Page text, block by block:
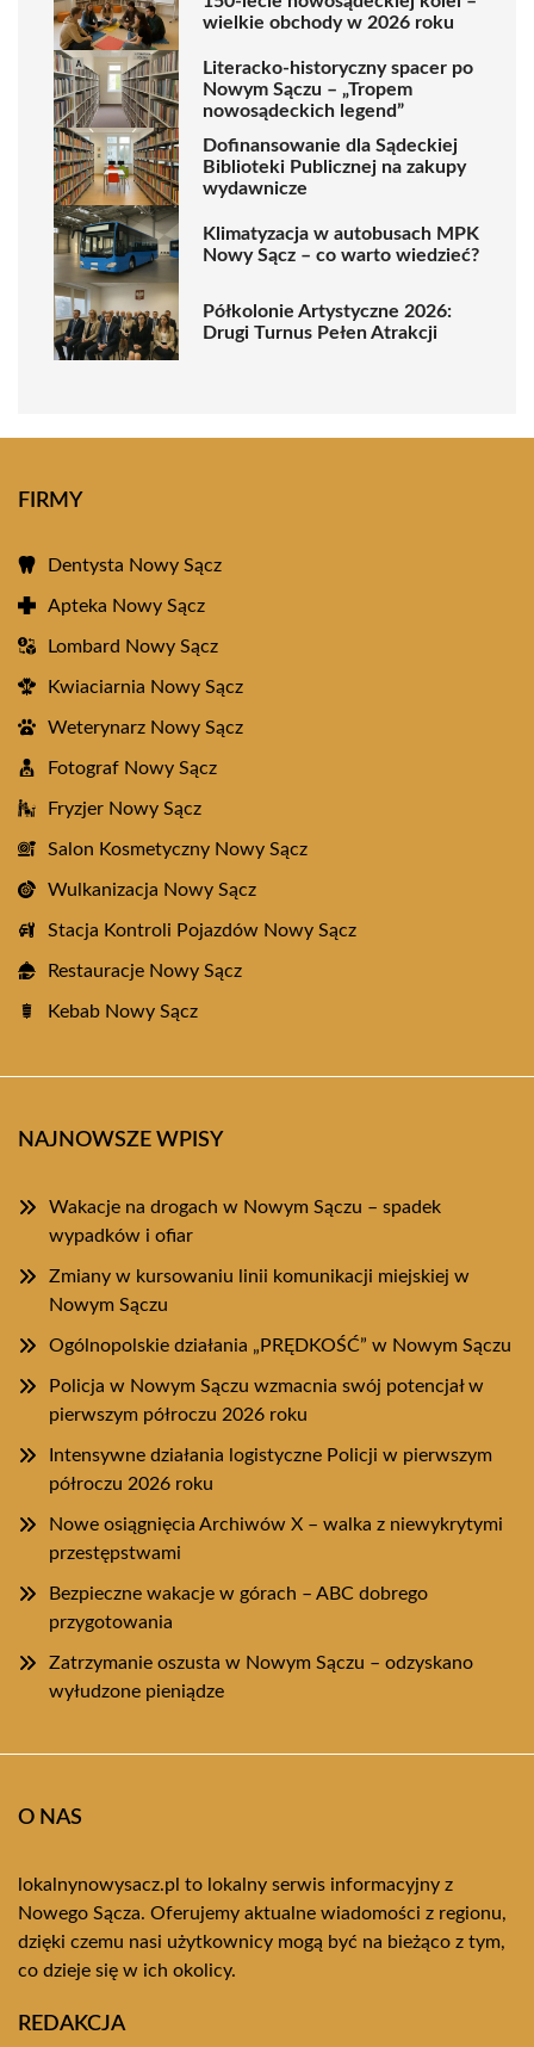
wielkie obchody w 2026 roku
Literacko-historyczny spacer po
Nowym Sączu – „Tropem
nowosądeckich legend”
Dofinansowanie dla Sądeckiej
Biblioteki Publicznej na zakupy
wydawnicze
Klimatyzacja w autobusach MPK
Nowy Sącz – co warto wiedzieć?
Półkolonie Artystyczne 2026:
Drugi Turnus Pełen Atrakcji
FIRMY
Dentysta Nowy Sącz
Apteka Nowy Sącz
Lombard Nowy Sącz
Kwiaciarnia Nowy Sącz
Weterynarz Nowy Sącz
Fotograf Nowy Sącz
Fryzjer Nowy Sącz
Salon Kosmetyczny Nowy Sącz
Wulkanizacja Nowy Sącz
Stacja Kontroli Pojazdów Nowy Sącz
Restauracje Nowy Sącz
Kebab Nowy Sącz
NAJNOWSZE WPISY
Wakacje na drogach w Nowym Sączu – spadek
wypadków i ofiar
Zmiany w kursowaniu linii komunikacji miejskiej w
Nowym Sączu
Ogólnopolskie działania „PRĘDKOŚĆ” w Nowym Sączu
Policja w Nowym Sączu wzmacnia swój potencjał w
pierwszym półroczu 2026 roku
Intensywne działania logistyczne Policji w pierwszym
półroczu 2026 roku
Nowe osiągnięcia Archiwów X – walka z niewykrytymi
przestępstwami
Bezpieczne wakacje w górach – ABC dobrego
przygotowania
Zatrzymanie oszusta w Nowym Sączu – odzyskano
wyłudzone pieniądze
O NAS
lokalnynowysacz.pl to lokalny serwis informacyjny z
Nowego Sącza. Oferujemy aktualne wiadomości z regionu,
dzięki czemu nasi użytkownicy mogą być na bieżąco z tym,
co dzieje się w ich okolicy.
REDAKCJA